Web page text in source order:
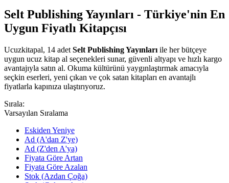
Selt Publishing Yayınları - Türkiye'nin En
Uygun Fiyatlı Kitapçısı
Ucuzkitapal, 14 adet Selt Publishing Yayınları ile her bütçeye
uygun ucuz kitap al seçenekleri sunar, güvenli altyapı ve hızlı kargo
avantajıyla satın al. Okuma kültürünü yaygınlaştırmak amacıyla
seçkin eserleri, yeni çıkan ve çok satan kitapları en avantajlı
fiyatlarla kapınıza ulaştırıyoruz.
Sırala:
Varsayılan Sıralama
Eskiden Yeniye
Ad (A'dan Z'ye)
Ad (Z'den A'ya)
Fiyata Göre Artan
Fiyata Göre Azalan
Stok (Azdan Çoğa)